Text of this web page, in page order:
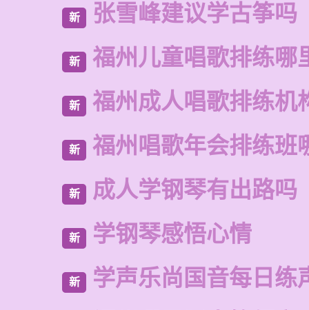
新 张雪峰建议学古筝吗
新 福州儿童唱歌排练哪
新 福州成人唱歌排练机
新 福州唱歌年会排练班
新 成人学钢琴有出路吗
新 学钢琴感悟心情
新 学声乐尚国音每日练